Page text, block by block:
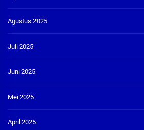
Agustus 2025
Juli 2025
Juni 2025
Mei 2025
April 2025